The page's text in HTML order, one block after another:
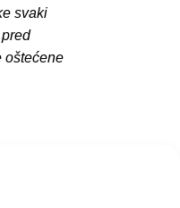
svaki
oštećene